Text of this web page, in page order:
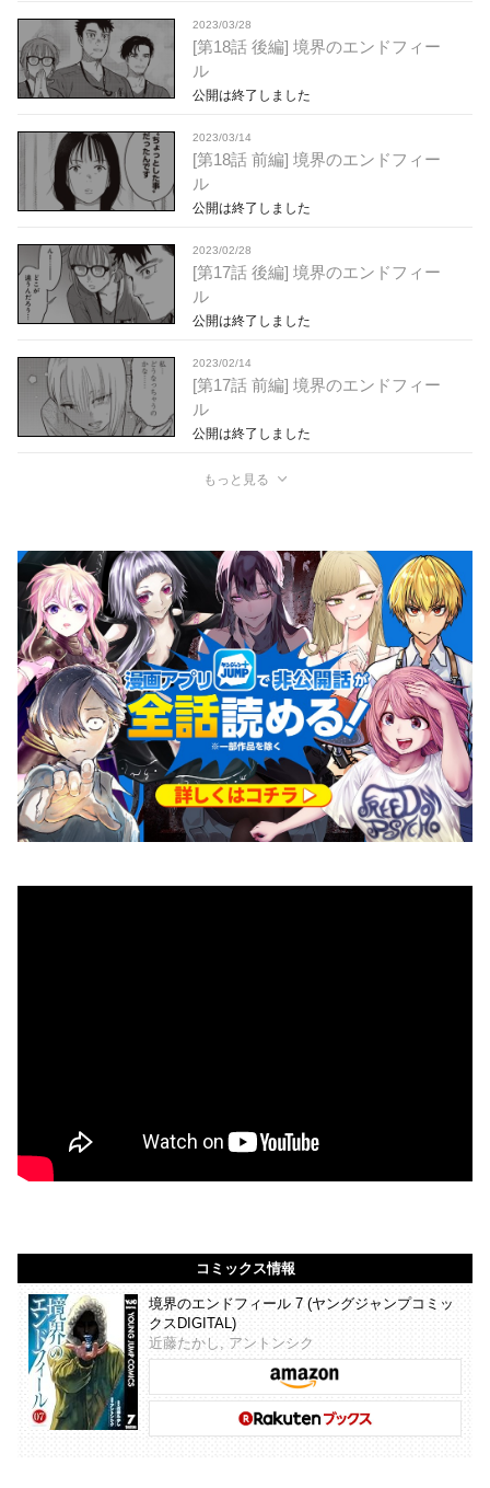
2023/03/28
[第18話 後編] 境界のエンドフィー
ル
公開は終了しました
2023/03/14
[第18話 前編] 境界のエンドフィー
ル
公開は終了しました
2023/02/28
[第17話 後編] 境界のエンドフィー
ル
公開は終了しました
2023/02/14
[第17話 前編] 境界のエンドフィー
ル
公開は終了しました
もっと見る
コミックス情報
境界のエンドフィール 7 (ヤングジャンプコミッ
クスDIGITAL)
近藤たかし, アントンシク